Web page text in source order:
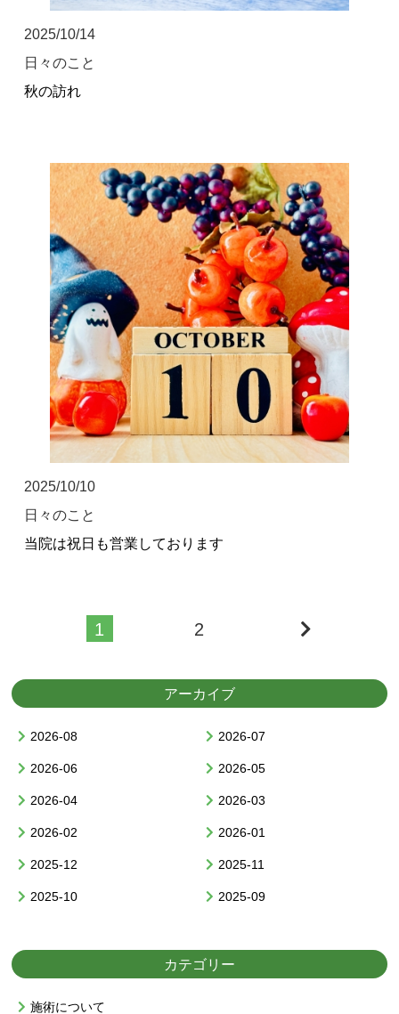
2025/10/14
日々のこと
秋の訪れ
2025/10/10
日々のこと
当院は祝日も営業しております
1 2
アーカイブ
2026-08 2026-07
2026-06 2026-05
2026-04 2026-03
2026-02 2026-01
2025-12 2025-11
2025-10 2025-09
カテゴリー
施術について